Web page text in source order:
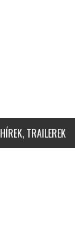
HÍREK, TRAILEREK